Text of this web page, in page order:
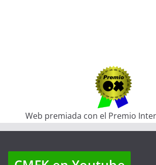
Web premiada con el Premio